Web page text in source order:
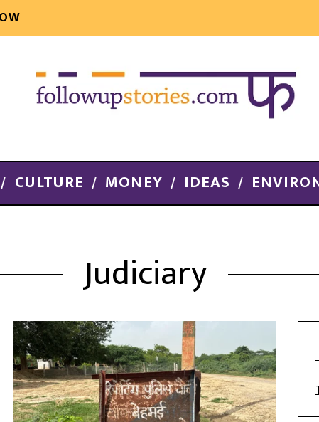
CULTURE MONEY IDEAS
Judiciary